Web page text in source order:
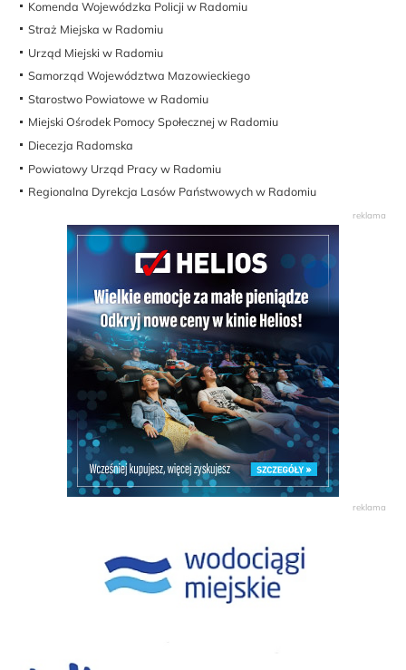
Komenda Wojewódzka Policji w Radomiu
Straż Miejska w Radomiu
Urząd Miejski w Radomiu
Samorząd Województwa Mazowieckiego
Starostwo Powiatowe w Radomiu
Miejski Ośrodek Pomocy Społecznej w Radomiu
Diecezja Radomska
Powiatowy Urząd Pracy w Radomiu
Regionalna Dyrekcja Lasów Państwowych w Radomiu